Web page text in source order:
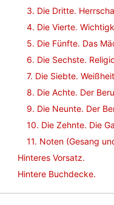
3. Die Dritte.
4. Die Vierte.
5. Die Fünfte. Das
6. Die Sechste.
7. Die Siebte.
8. Die Achte. Der
9. Die Neunte. Der
10. Die Zehnte. Die
11. Noten (Gesang
Hinteres Vorsatz.
Hintere Buchdecke.